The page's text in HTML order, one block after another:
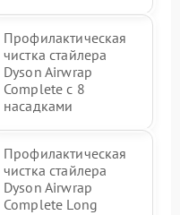
Профилактическая
чистка стайлера
Dyson Airwrap
Complete с 8
насадками
Профилактическая
чистка стайлера
Dyson Airwrap
Complete Long